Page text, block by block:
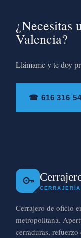
¿Necesitas
Valencia?
Llámame y te doy
☎ 616 316
Cerrajero de oficio
metropolitana.
cerraduras, refuerzo